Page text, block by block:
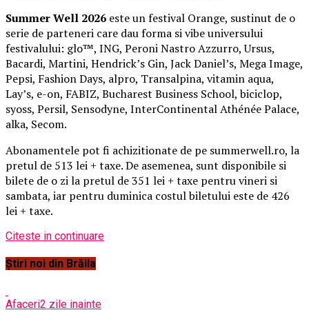
Summer Well 2026 este un festival Orange, sustinut de o
serie de parteneri care dau forma si vibe universului
festivalului: glo™, ING, Peroni Nastro Azzurro, Ursus,
Bacardi, Martini, Hendrick’s Gin, Jack Daniel’s, Mega Image,
Pepsi, Fashion Days, alpro, Transalpina, vitamin aqua,
Lay’s, e-on, FABIZ, Bucharest Business School, biciclop,
syoss, Persil, Sensodyne, InterContinental Athénée Palace,
alka, Secom.
Abonamentele pot fi achizitionate de pe summerwell.ro, la
pretul de 513 lei + taxe. De asemenea, sunt disponibile si
bilete de o zi la pretul de 351 lei + taxe pentru vineri si
sambata, iar pentru duminica costul biletului este de 426
lei + taxe.
Citeste in continuare
Știri noi din Brăila
Afaceri2 zile inainte